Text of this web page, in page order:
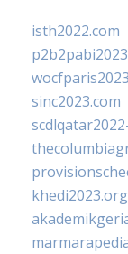
isth2022.com
sinc2023.com
khedi2023.org